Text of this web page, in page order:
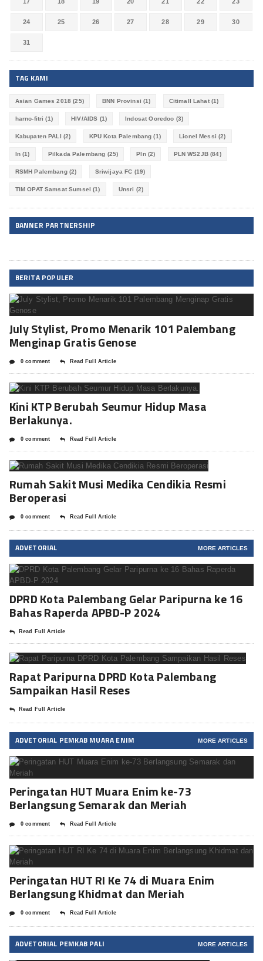
24 25 26 27 28 29 30
31
TAG KAMI
Asian Games 2018 (25) BNN Provinsi (1) Citimall Lahat(1)
harno-fitri (1) HIV/AIDS (1) Indosat Ooredoo (3)
Kabupaten PALI (2) KPU Kota Palembang (1) Lionel Messi (2)
ln (1) Pilkada Palembang (25) Pln(2) PLN WS2JB(84)
RSMH Palembang(2) Sriwijaya FC (19)
TIM OPAT Samsat Sumsel (1) Unsri (2)
BANNER PARTNERSHIP
BERITA POPULER
July Stylist, Promo Menarik 101 Palembang
Menginap Gratis Genose
0 comment Read Full Article
Kini KTP Berubah Seumur Hidup Masa
Berlakunya.
0 comment Read Full Article
Rumah Sakit Musi Medika Cendikia Resmi
Beroperasi
0 comment Read Full Article
ADVETORIAL MORE ARTICLES
DPRD Kota Palembang Gelar Paripurna ke 16
Bahas Raperda APBD-P 2024
Read Full Article
Rapat Paripurna DPRD Kota Palembang
Sampaikan Hasil Reses
Read Full Article
ADVETORIAL PEMKAB MUARA ENIM MORE ARTICLES
Peringatan HUT Muara Enim ke-73
Berlangsung Semarak dan Meriah
0 comment Read Full Article
Peringatan HUT RI Ke 74 di Muara Enim
Berlangsung Khidmat dan Meriah
0 comment Read Full Article
ADVETORIAL PEMKAB PALI MORE ARTICLES